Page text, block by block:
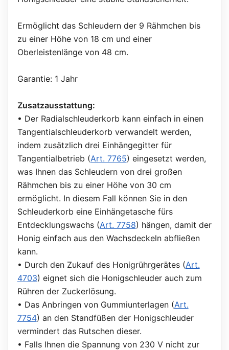
Ermöglicht das Schleudern der 9 Rähmchen bis
zu einer Höhe von 18 cm und einer
Oberleistenlänge von 48 cm.
Garantie: 1 Jahr
Zusatzausstattung:
• Der Radialschleuderkorb kann einfach in einen
Tangentialschleuderkorb verwandelt werden,
indem zusätzlich drei Einhängegitter für
Tangentialbetrieb (Art. 7765) eingesetzt werden,
was Ihnen das Schleudern von drei großen
Rähmchen bis zu einer Höhe von 30 cm
ermöglicht. In diesem Fall können Sie in den
Schleuderkorb eine Einhängetasche fürs
Entdecklungswachs (Art. 7758) hängen, damit der
Honig einfach aus den Wachsdeckeln abfließen
kann.
• Durch den Zukauf des Honigrührgerätes (Art.
4703) eignet sich die Honigschleuder auch zum
Rühren der Zuckerlösung.
• Das Anbringen von Gummiunterlagen (Art.
7754) an den Standfüßen der Honigschleuder
vermindert das Rutschen dieser.
• Falls Ihnen die Spannung von 230 V nicht zur